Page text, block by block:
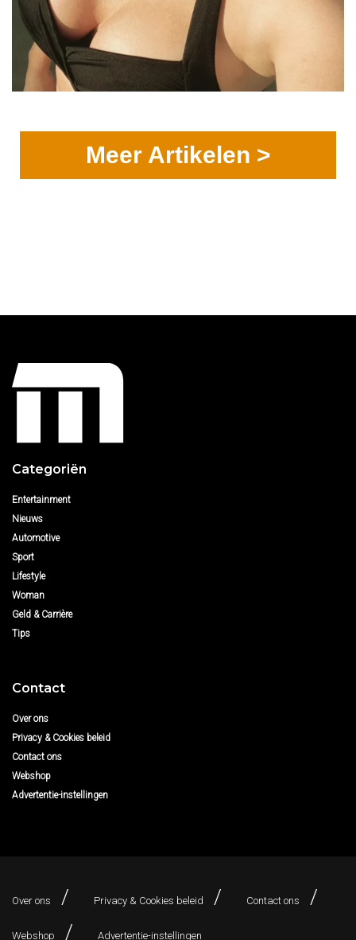
Meer Artikelen >
Categoriën
Entertainment
Nieuws
Automotive
Sport
Lifestyle
Woman
Geld & Carrière
Tips
Contact
Over ons
Privacy & Cookies beleid
Contact ons
Webshop
Advertentie-instellingen
Over ons Privacy & Cookies beleid Contact ons
Webshop Advertentie-instellingen